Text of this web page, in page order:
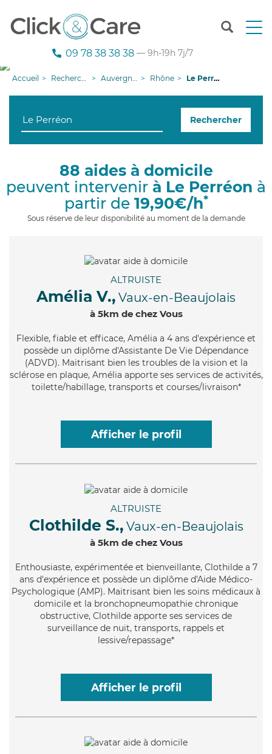
T
n
g
09 78 38 38 38 — 9h-19h 7j/7
Accueil Recherche aide à domicile Auvergne-Rhône-Alpes Rhône Le Perréon
Rechercher
88 aides à domicile
peuvent intervenir à Le Perréon à
partir de 19,90€/h*
Sous réserve de leur disponibilité au moment de la demande
ALTRUISTE
Amélia V., Vaux-en-Beaujolais
à 5km de chez Vous
Flexible, fiable et efficace, Amélia a 4 ans d'expérience et
possède un diplôme d'Assistante De Vie Dépendance
(ADVD). Maitrisant bien les troubles de la vision et la
sclérose en plaque, Amélia apporte ses services de activités,
toilette/habillage, transports et courses/livraison*
Afficher le profil
ALTRUISTE
Clothilde S., Vaux-en-Beaujolais
à 5km de chez Vous
Enthousiaste, expérimentée et bienveillante, Clothilde a 7
ans d'expérience et possède un diplôme d'Aide Médico-
Psychologique (AMP). Maitrisant bien les soins médicaux à
domicile et la bronchopneumopathie chronique
obstructive, Clothilde apporte ses services de
surveillance de nuit, transports, rappels et
lessive/repassage*
Afficher le profil